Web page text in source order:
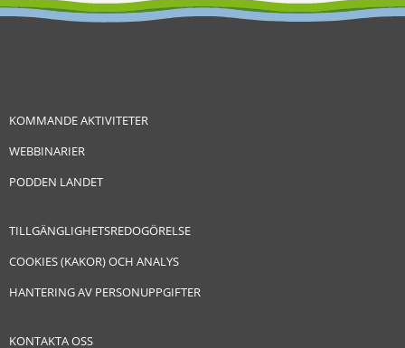
KOMMANDE AKTIVITETER
WEBBINARIER
PODDEN LANDET
TILLGÄNGLIGHETSREDOGÖRELSE
COOKIES (KAKOR) OCH ANALYS
HANTERING AV PERSONUPPGIFTER
KONTAKTA OSS